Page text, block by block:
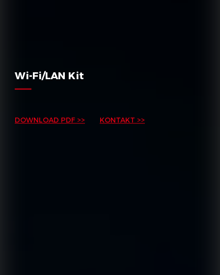
Wi-Fi/LAN Kit
DOWNLOAD PDF >> KONTAKT >>